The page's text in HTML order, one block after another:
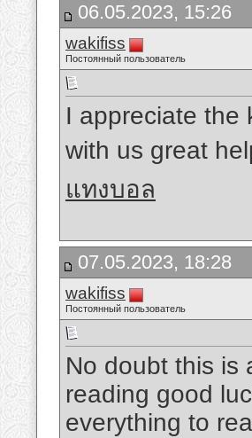
06.05.2023, 15:26
wakifiss
Постоянный пользователь
I appreciate the
with us great
แทงบอล
07.05.2023, 18:28
wakifiss
Постоянный пользователь
No doubt this is
reading good
everything to